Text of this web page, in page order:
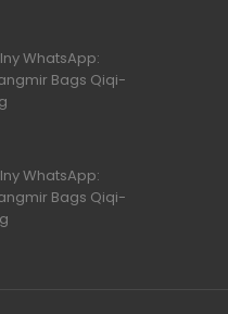
WhatsApp:
Bags Qiqi-
WhatsApp:
Bags Qiqi-